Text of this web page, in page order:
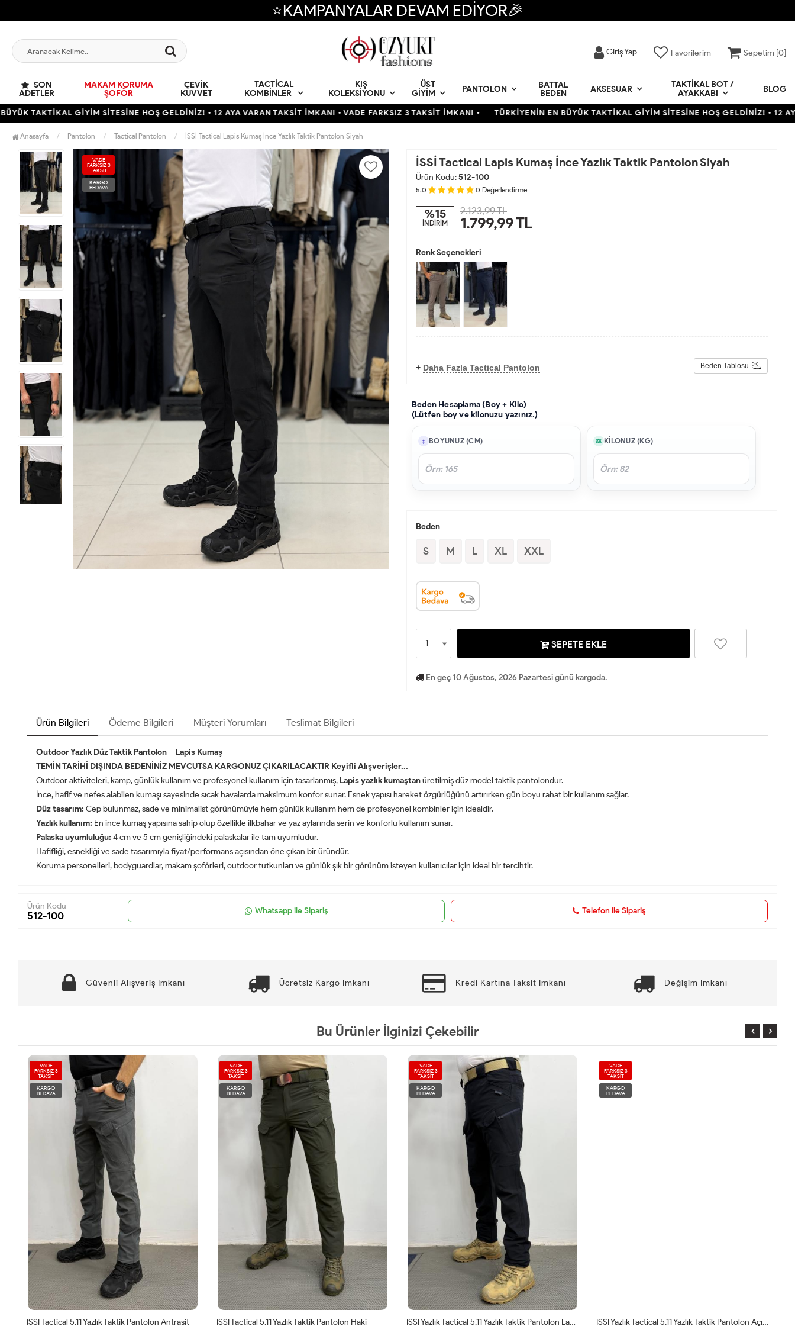
⭐KAMPANYALAR DEVAM EDİYOR🎉
Giriş Yap Favorilerim Sepetim [0]
SON
ADETLER
MAKAM KORUMA
ŞOFÖR
ÇEVIK
KUVVET
TACTICAL
KOMBINLER
KIŞ
KOLEKSIYONU
ÜST
GIYIM
PANTOLON
BATTAL
BEDEN
AKSESUAR
TAKTIKAL BOT /
AYAKKABI
BLOG
GİYİM SİTESİNE HOŞ GELDİNİZ! • 12 AYA VARAN TAKSİT İMKANI • VADE FARKSIZ 3 TAKSİT İMKANI • TÜRKİYENİN EN BÜYÜK TAKTİKAL GİYİM SİTESİNE HOŞ GELDİNİZ! • 12 AYA
Anasayfa Pantolon Tactical Pantolon İSSİ Tactical Lapis Kumaş İnce Yazlık Taktik Pantolon Siyah
VADE
FARKSIZ 3
TAKSİT
KARGO
BEDAVA
İSSİ Tactical Lapis Kumaş İnce Yazlık Taktik Pantolon Siyah
Ürün Kodu:512-100
5.0 0 Değerlendirme
%15
İNDİRİM
2.123,99 TL
1.799,99TL
Renk Seçenekleri
+ Daha Fazla Tactical Pantolon Beden Tablosu
Beden Hesaplama (Boy + Kilo)
(Lütfen boy ve kilonuzu yazınız.)
BOYUNUZ (CM) KILONUZ (KG)
Beden
S M L XL XXL
SEPETE EKLE
En geç 10 Ağustos, 2026 Pazartesi günü kargoda.
Ürün Bilgileri Ödeme Bilgileri Müşteri Yorumları Teslimat Bilgileri
Outdoor Yazlık Düz Taktik Pantolon – Lapis Kumaş
TEMİN TARİHİ DIŞINDA BEDENİNİZ MEVCUTSA KARGONUZ ÇIKARILACAKTIR Keyifli Alışverişler...
Outdoor aktiviteleri, kamp, günlük kullanım ve profesyonel kullanım için tasarlanmış, Lapis yazlık kumaştanüretilmiş düz model taktik pantolondur.
İnce, hafif ve nefes alabilen kumaşı sayesinde sıcak havalarda maksimum konfor sunar. Esnek yapısı hareket özgürlüğünü artırırken gün boyu rahat bir kullanım sağlar.
Düz tasarım: Cep bulunmaz, sade ve minimalist görünümüyle hem günlük kullanım hem de profesyonel kombinler için idealdir.
Yazlık kullanım: En ince kumaş yapısına sahip olup özellikle ilkbahar ve yaz aylarında serin ve konforlu kullanım sunar.
Palaska uyumluluğu: 4 cm ve 5 cm genişliğindeki palaskalar ile tam uyumludur.
Hafifliği, esnekliği ve sade tasarımıyla fiyat/performans açısından öne çıkan bir üründür.
Koruma personelleri, bodyguardlar, makam şoförleri, outdoor tutkunları ve günlük şık bir görünüm isteyen kullanıcılar için ideal bir tercihtir.
Ürün Kodu
512-100 Whatsapp ile Sipariş Telefon ile Sipariş
Güvenli Alışveriş İmkanı Ücretsiz Kargo İmkanı Kredi Kartına Taksit İmkanı Değişim İmkanı
Bu Ürünler İlginizi Çekebilir
VADE
FARKSIZ 3
TAKSİT
KARGO
BEDAVA
İSSİ Tactical 5.11 Yazlık Taktik Pantolon Antrasit
VADE
FARKSIZ 3
TAKSİT
KARGO
BEDAVA
İSSİ Tactical 5.11 Yazlık Taktik Pantolon Haki
VADE
FARKSIZ 3
TAKSİT
KARGO
BEDAVA
İSSİ Yazlık Tactical 5.11 Yazlık Taktik Pantolon Lacivert
VADE
FARKSIZ 3
TAKSİT
KARGO
BEDAVA
İSSİ Yazlık Tactical 5.11 Yazlık Taktik Pantolon Açık Çöl